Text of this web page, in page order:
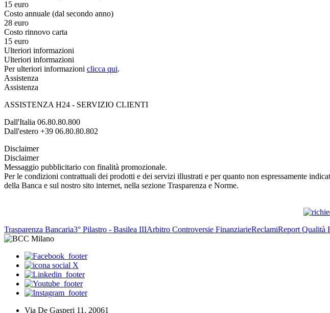
15 euro
Costo annuale (dal secondo anno)
28 euro
Costo rinnovo carta
15 euro
Ulteriori informazioni
Ulteriori informazioni
Per ulteriori informazioni clicca qui.
Assistenza
Assistenza
ASSISTENZA H24 - SERVIZIO CLIENTI
Dall'Italia 06.80.80.800
Dall'estero +39 06.80.80.802
Disclaimer
Disclaimer
Messaggio pubblicitario con finalità promozionale.
Per le condizioni contrattuali dei prodotti e dei servizi illustrati e per quanto non espressamente
della Banca e sul nostro sito internet, nella sezione Trasparenza e Norme.
Trasparenza Bancaria3° Pilastro - Basilea IIIArbitro Controversie FinanziarieReclamiReport Qualità
Via De Gasperi 11, 20061